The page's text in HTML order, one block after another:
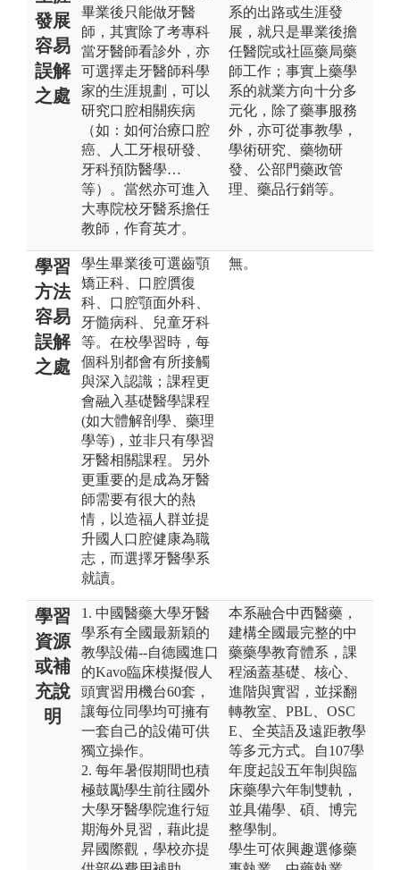
發展
容易
誤解
之處
畢業後只能做牙醫
師，其實除了考專科
當牙醫師看診外，亦
可選擇走牙醫師科學
家的生涯規劃，可以
研究口腔相關疾病
（如：如何治療口腔
癌、人工牙根研發、
牙科預防醫學…
等）。當然亦可進入
大專院校牙醫系擔任
教師，作育英才。
系的出路或生涯發
展，就只是畢業後擔
任醫院或社區藥局藥
師工作；事實上藥學
系的就業方向十分多
元化，除了藥事服務
外，亦可從事教學，
學術研究、藥物研
發、公部門藥政管
理、藥品行銷等。
學習
方法
容易
誤解
之處
學生畢業後可選齒顎
矯正科、口腔贋復
科、口腔顎面外科、
牙髓病科、兒童牙科
等。在校學習時，每
個科別都會有所接觸
與深入認識；課程更
會融入基礎醫學課程
(如大體解剖學、藥理
學等)，並非只有學習
牙醫相關課程。另外
更重要的是成為牙醫
師需要有很大的熱
情，以造福人群並提
升國人口腔健康為職
志，而選擇牙醫學系
就讀。
無。
學習
資源
或補
充說
明
1. 中國醫藥大學牙醫
學系有全國最新穎的
教學設備--自德國進口
的Kavo臨床模擬假人
頭實習用機台60套，
讓每位同學均可擁有
一套自己的設備可供
獨立操作。
2. 每年暑假期間也積
極鼓勵學生前往國外
大學牙醫學院進行短
期海外見習，藉此提
昇國際觀，學校亦提
本系融合中西醫藥，
建構全國最完整的中
藥藥學教育體系，課
程涵蓋基礎、核心、
進階與實習，並採翻
轉教室、PBL、OSC
E、全英語及遠距教學
等多元方式。自107學
年度起設五年制與臨
床藥學六年制雙軌，
並具備學、碩、博完
整學制。
學生可依興趣選修藥